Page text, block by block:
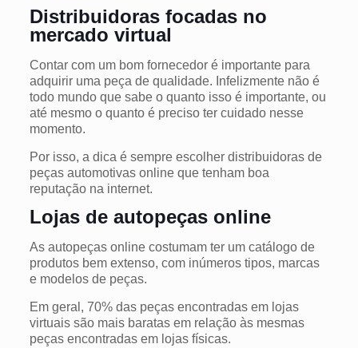
Distribuidoras focadas no
mercado virtual
Contar com um bom fornecedor é importante para
adquirir uma peça de qualidade. Infelizmente não é
todo mundo que sabe o quanto isso é importante, ou
até mesmo o quanto é preciso ter cuidado nesse
momento.
Por isso, a dica é sempre escolher distribuidoras de
peças automotivas online que tenham boa
reputação na internet.
Lojas de autopeças online
As autopeças online costumam ter um catálogo de
produtos bem extenso, com inúmeros tipos, marcas
e modelos de peças.
Em geral, 70% das peças encontradas em lojas
virtuais são mais baratas em relação às mesmas
peças encontradas em lojas físicas.